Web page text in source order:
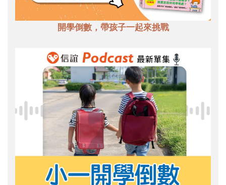
開學倒數，帶孩子一起來挑戰